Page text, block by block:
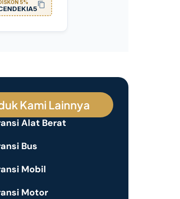
5%
Kami Lainnya
Alat Berat
Bus
Mobil
Motor